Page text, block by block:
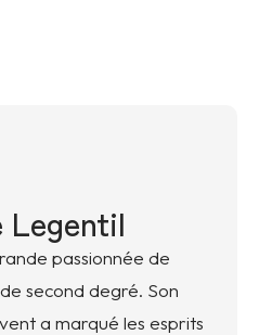
Legentil
passionnée de
second degré. Son
a marqué les esprits